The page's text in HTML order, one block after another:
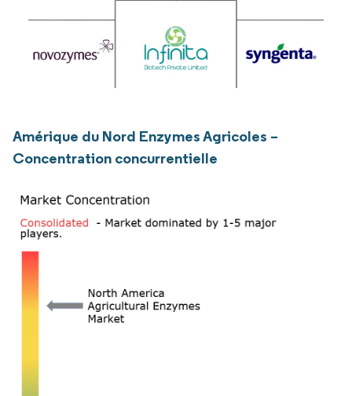
Amérique du Nord Enzymes Agricoles –
Concentration concurrentielle